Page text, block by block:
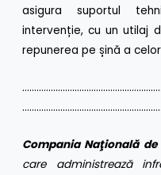
asigura suportul
intervenție, cu un utilaj
repunerea pe șină a
Compania Naţională de
care administrează